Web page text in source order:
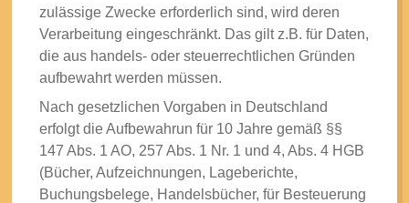
zulässige Zwecke erforderlich sind, wird deren
Verarbeitung eingeschränkt. Das gilt z.B. für Daten,
die aus handels- oder steuerrechtlichen Gründen
aufbewahrt werden müssen.
Nach gesetzlichen Vorgaben in Deutschland
erfolgt die Aufbewahrun für 10 Jahre gemäß §§
147 Abs. 1 AO, 257 Abs. 1 Nr. 1 und 4, Abs. 4 HGB
(Bücher, Aufzeichnungen, Lageberichte,
Buchungsbelege, Handelsbücher, für Besteuerung